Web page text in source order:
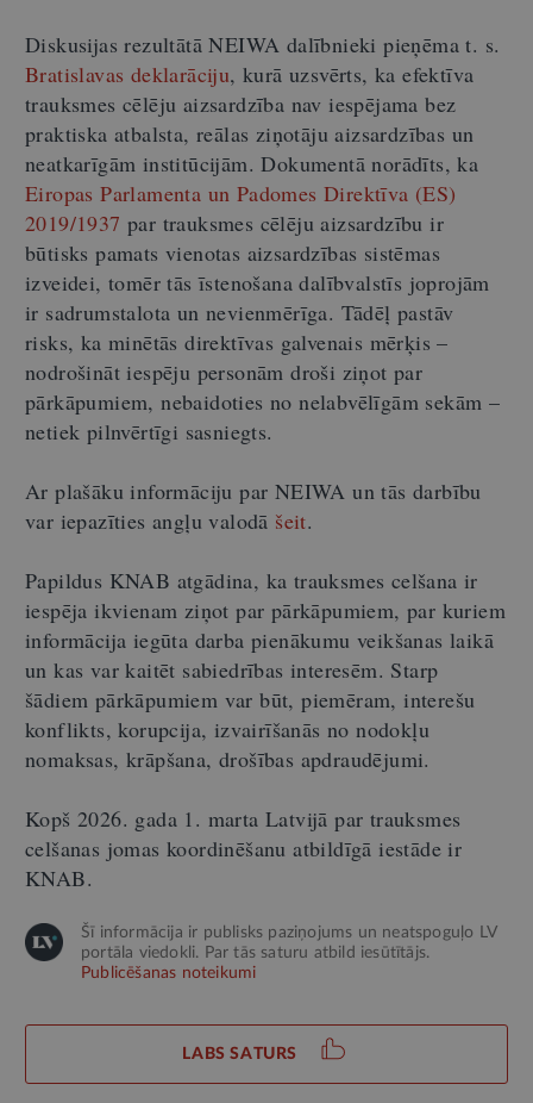
Diskusijas rezultātā NEIWA dalībnieki pieņēma t. s.
Bratislavas deklarāciju, kurā uzsvērts, ka efektīva
trauksmes cēlēju aizsardzība nav iespējama bez
praktiska atbalsta, reālas ziņotāju aizsardzības un
neatkarīgām institūcijām. Dokumentā norādīts, ka
Eiropas Parlamenta un Padomes Direktīva (ES)
2019/1937 par trauksmes cēlēju aizsardzību ir
būtisks pamats vienotas aizsardzības sistēmas
izveidei, tomēr tās īstenošana dalībvalstīs joprojām
ir sadrumstalota un nevienmērīga. Tādēļ pastāv
risks, ka minētās direktīvas galvenais mērķis –
nodrošināt iespēju personām droši ziņot par
pārkāpumiem, nebaidoties no nelabvēlīgām sekām –
netiek pilnvērtīgi sasniegts.
Ar plašāku informāciju par NEIWA un tās darbību
var iepazīties angļu valodā šeit.
Papildus KNAB atgādina, ka trauksmes celšana ir
iespēja ikvienam ziņot par pārkāpumiem, par kuriem
informācija iegūta darba pienākumu veikšanas laikā
un kas var kaitēt sabiedrības interesēm. Starp
šādiem pārkāpumiem var būt, piemēram, interešu
konflikts, korupcija, izvairīšanās no nodokļu
nomaksas, krāpšana, drošības apdraudējumi.
Kopš 2026. gada 1. marta Latvijā par trauksmes
celšanas jomas koordinēšanu atbildīgā iestāde ir
KNAB.
Šī informācija ir publisks paziņojums un neatspoguļo LV
portāla viedokli. Par tās saturu atbild iesūtītājs.
Publicēšanas noteikumi
LABS SATURS